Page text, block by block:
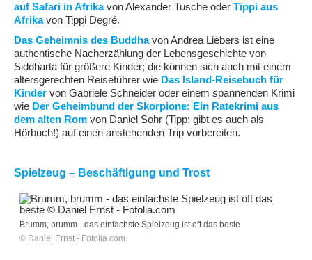
auf Safari in Afrikavon Alexander Tusche oder Tippi aus
Afrikavon Tippi Degré.
Das Geheimnis des Buddhavon Andrea Liebers ist eine
authentische Nacherzählung der Lebensgeschichte von
Siddharta für größere Kinder; die können sich auch mit einem
altersgerechten Reiseführer wie Das Island-Reisebuch für
Kinder von Gabriele Schneider oder einem spannenden Krimi
wie Der Geheimbund der Skorpione: Ein Ratekrimi aus
dem alten Rom von Daniel Sohr (Tipp: gibt es auch als
Hörbuch!) auf einen anstehenden Trip vorbereiten.
Spielzeug – Beschäftigung und Trost
Brumm, brumm - das einfachste Spielzeug ist oft das beste
© Daniel Ernst - Fotolia.com